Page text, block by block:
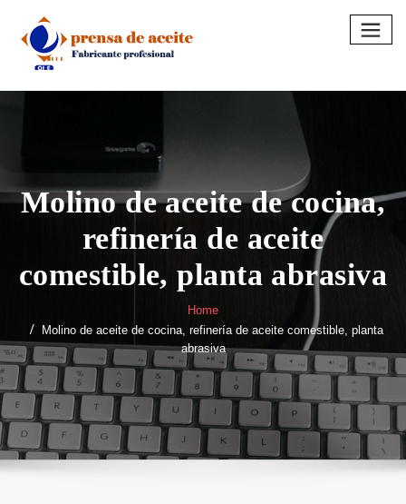
content
Molino de aceite de cocina,
refinería de aceite
comestible, planta abrasiva
Home
Molino de aceite de cocina, refinería de aceite comestible, planta
abrasiva